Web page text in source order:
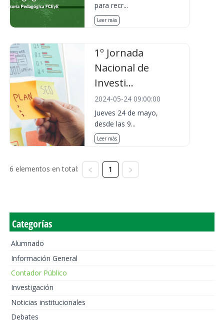
para recr...
Leer más
1º Jornada
Nacional de
Investi...
2024-05-24 09:00:00
Jueves 24 de mayo,
desde las 9...
Leer más
6 elementos en total: 1
Categorías
Alumnado
Información General
Contador Público
Investigación
Noticias institucionales
Debates